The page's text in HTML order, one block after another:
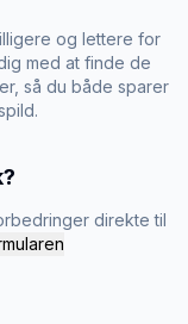
og lettere for
med at finde de
så du både sparer
direkte til